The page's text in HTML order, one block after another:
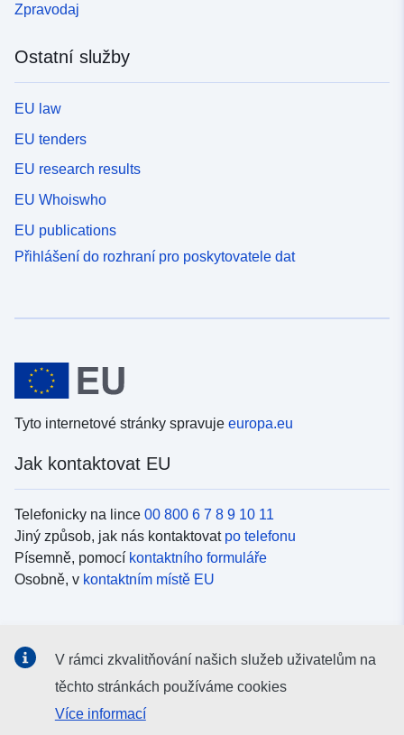
Zpravodaj
Ostatní služby
EU law
EU tenders
EU research results
EU Whoiswho
EU publications
Přihlášení do rozhraní pro poskytovatele dat
Tyto internetové stránky spravuje europa.eu
Jak kontaktovat EU
Telefonicky na lince 00 800 6 7 8 9 10 11
Jiný způsob, jak nás kontaktovat po telefonu
Písemně, pomocí kontaktního formuláře
Osobně, v kontaktním místě EU
Vyhledávání informačních kanálů EU vsociálních médiích
V rámci zkvalitňování našich služeb uživatelům na
těchto stránkách používáme cookies
Více informací